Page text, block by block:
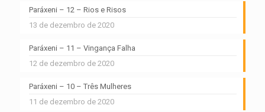
Paráxeni – 12 – Rios e Risos
13 de dezembro de 2020
Paráxeni – 11 – Vingança Falha
12 de dezembro de 2020
Paráxeni – 10 – Três Mulheres
11 de dezembro de 2020